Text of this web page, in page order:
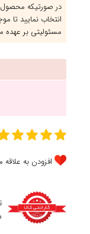
در صورتیکه
انتخاب نمایید تا
مسئولیتی بر
افزودن به علاقه